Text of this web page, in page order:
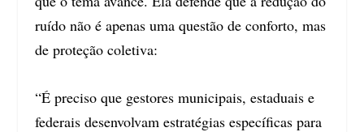
ruído não é apenas uma questão de conforto, mas
de proteção coletiva:
“É preciso que gestores municipais, estaduais e
federais desenvolvam estratégias específicas para